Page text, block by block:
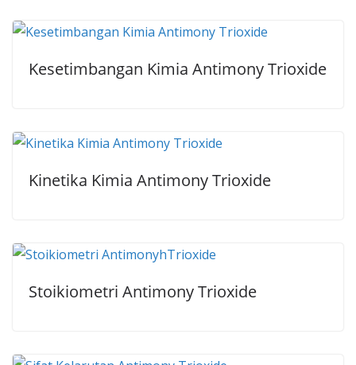
Kesetimbangan Kimia Antimony Trioxide
Kinetika Kimia Antimony Trioxide
Stoikiometri Antimony Trioxide